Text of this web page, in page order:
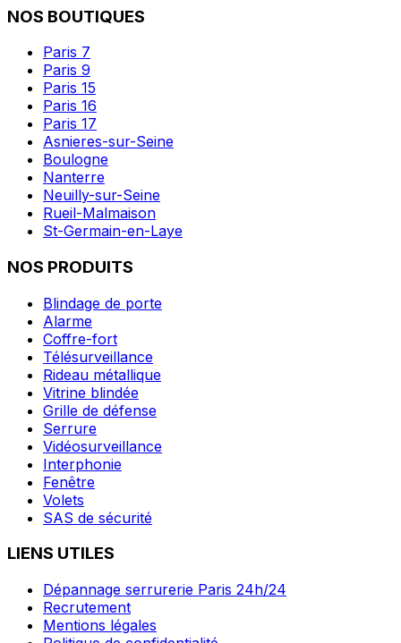
NOS BOUTIQUES
Paris 7
Paris 9
Paris 15
Paris 16
Paris 17
Asnieres-sur-Seine
Boulogne
Nanterre
Neuilly-sur-Seine
Rueil-Malmaison
St-Germain-en-Laye
NOS PRODUITS
Blindage de porte
Alarme
Coffre-fort
Télésurveillance
Rideau métallique
Vitrine blindée
Grille de défense
Serrure
Vidéosurveillance
Interphonie
Fenêtre
Volets
SAS de sécurité
LIENS UTILES
Dépannage serrurerie Paris 24h/24
Recrutement
Mentions légales